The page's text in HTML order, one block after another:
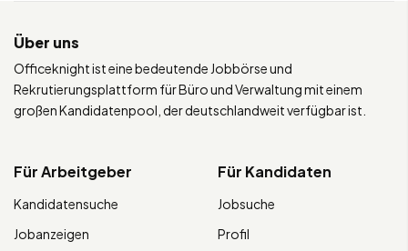
Über uns
Officeknight ist eine bedeutende Jobbörse und
Rekrutierungsplattform für Büro und Verwaltung mit einem
großen Kandidatenpool, der deutschlandweit verfügbar ist.
Für Arbeitgeber
Kandidatensuche
Jobanzeigen
Für Kandidaten
Jobsuche
Profil